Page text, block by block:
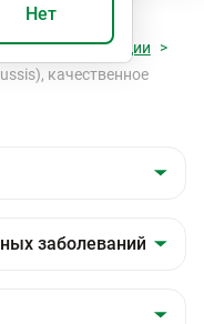
Нет
ПЦР - диагностика
инфекции
качественное